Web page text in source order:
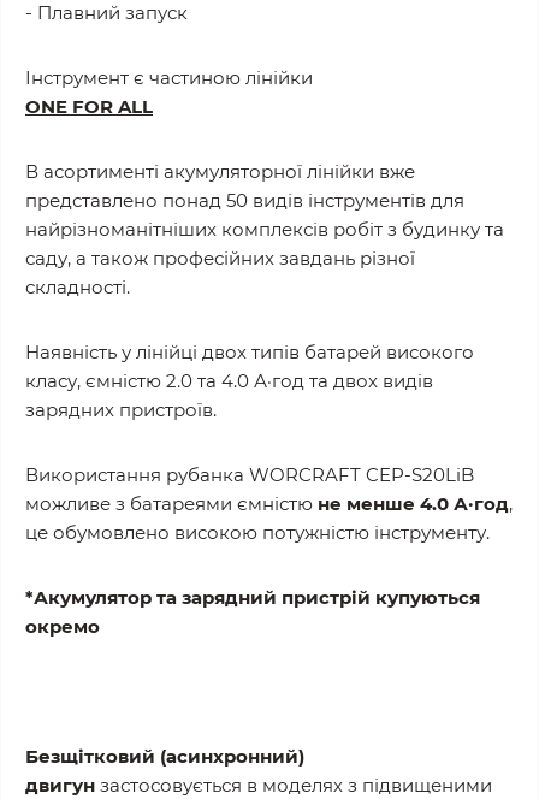
- Плавний запуск
Інструмент є частиною лінійки
ONE FOR ALL
В асортименті акумуляторної лінійки вже
представлено понад 50 видів інструментів для
найрізноманітніших комплексів робіт з будинку та
саду, а також професійних завдань різної
складності.
Наявність у лінійці двох типів батарей високого
класу, ємністю 2.0 та 4.0 А·год та двох видів
зарядних пристроїв.
Використання рубанка WORCRAFT CEP-S20LiB
можливе з батареями ємністю не менше 4.0 А·год,
це обумовлено високою потужністю інструменту.
*Акумулятор та зарядний пристрій купуються
окремо
Безщітковий (асинхронний)
двигун застосовується в моделях з підвищеними